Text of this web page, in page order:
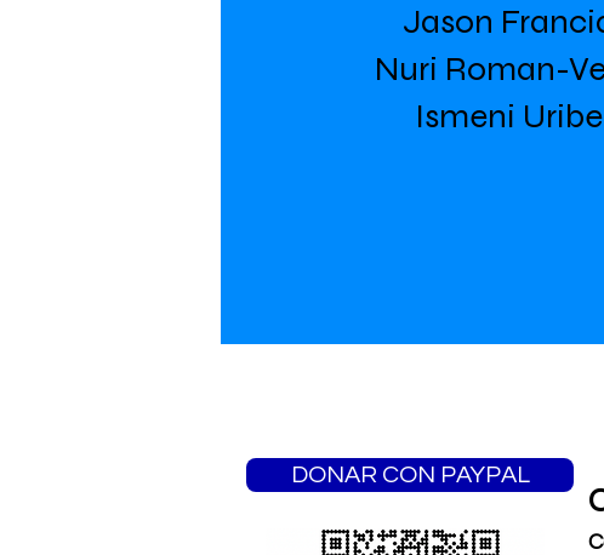
Jason
Nuri Roman-
Ismeni Uribe
DONAR CON PAYPAL